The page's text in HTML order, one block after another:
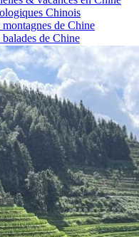
Chinois
de Chine
de Chine
ciel
voir le monde
: une étonnante diversité
Chine
en Chine
Voyage Chine
depuis la Chine ?
essentiels
la Chine
avec votre drone
voyage en Chine